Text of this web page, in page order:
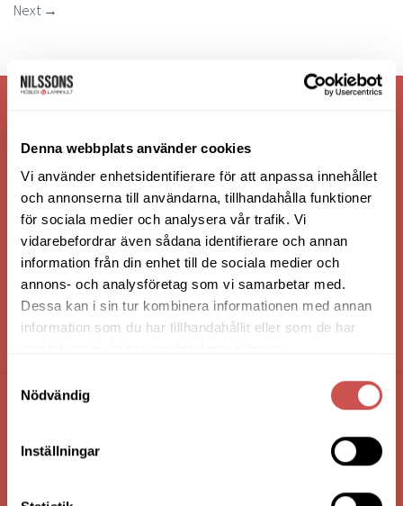
Denna webbplats använder cookies
Vi använder enhetsidentifierare för att anpassa innehållet
och annonserna till användarna, tillhandahålla funktioner
för sociala medier och analysera vår trafik. Vi
vidarebefordrar även sådana identifierare och annan
information från din enhet till de sociala medier och
annons- och analysföretag som vi samarbetar med.
Dessa kan i sin tur kombinera informationen med annan
information som du har tillhandahållit eller som de har
Nödvändig
Inställningar
Next →
Nilssons Möbler i Lammhult